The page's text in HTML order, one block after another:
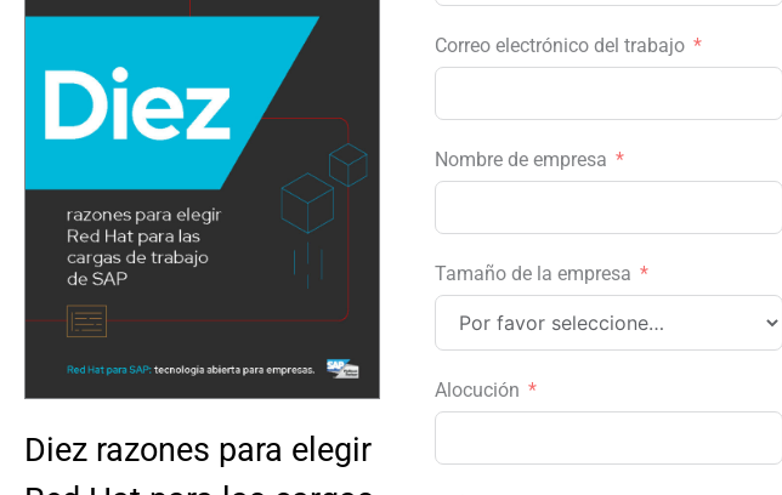
Diez razones para elegir
Correo electrónico del trabajo
Nombre de empresa
Tamaño de la empresa
Alocución